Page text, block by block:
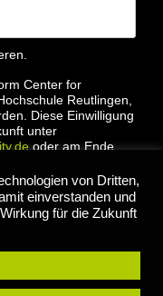
Center for
Reutlingen,
Diese Einwilligung
unter
oder am Ende
von Dritten,
einverstanden und
für die Zukunft